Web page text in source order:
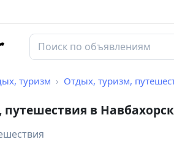
туризм Отдых, туризм,
в